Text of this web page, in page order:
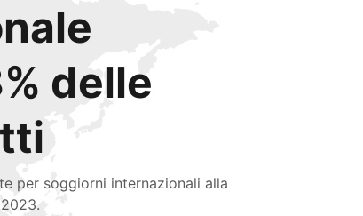
delle
per soggiorni internazionali alla